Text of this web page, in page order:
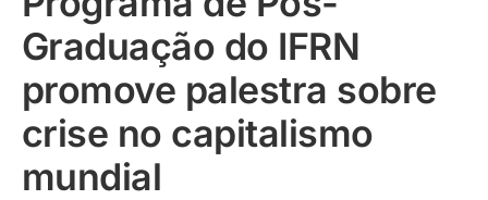
PUBLICAÇÕES
DOCUMENTOS
GALERIAS
Graduação do IFRN
promove palestra sobre
crise no capitalismo
mundial